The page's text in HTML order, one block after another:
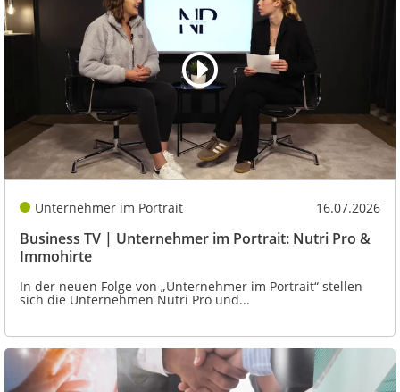
Unternehmer im Portrait 16.07.2026
Business TV | Unternehmer im Portrait: Nutri Pro &
Immohirte
In der neuen Folge von „Unternehmer im Portrait“ stellen
sich die Unternehmen Nutri Pro und...